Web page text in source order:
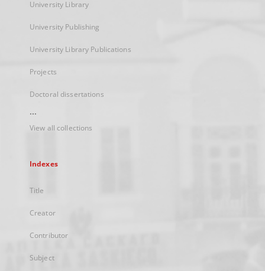
University Library
University Publishing
University Library Publications
Projects
Doctoral dissertations
...
View all collections
Indexes
Title
Creator
Contributor
Subject